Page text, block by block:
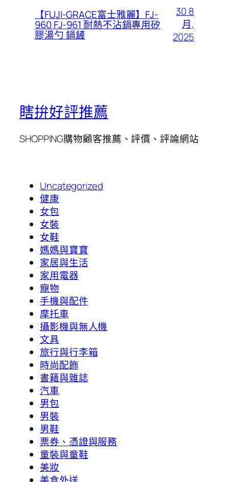
【FUJI-GRACE富士雅麗】FJ-
960 FJ-961 耐熱不沾鍋專用矽
膠湯勺 鍋鏟
30 8
月,
2025
瞎拚好評推薦
SHOPPING購物顧客推薦、評價、評論網站
Uncategorized
健康
女包
女裝
女鞋
媽媽與寶寶
家居與生活
家用電器
寵物
手機與配件
摩托車
攝影機與無人機
文具
旅行與行李箱
時尚配飾
書籍與雜誌
汽車
男包
男裝
男鞋
票券、憑證與服務
童裝與童鞋
美妝